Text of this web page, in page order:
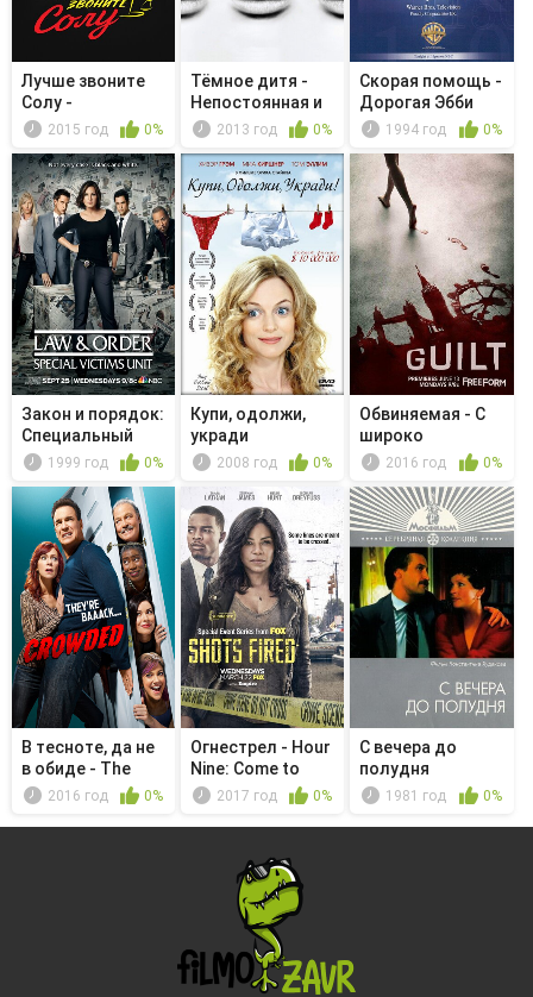
Лучше звоните
Солу -
Гидротехнические...
2015 год 0%
Тёмное дитя -
Непостоянная и
полная в...
2013 год 0%
Скорая помощь -
Дорогая Эбби
1994 год 0%
Закон и порядок:
Специальный
корпус -...
1999 год 0%
Купи, одолжи,
укради
2008 год 0%
Обвиняемая - С
широко
раскрытыми
2016 год 0%
В тесноте, да не
в обиде - The
Fixer2016 год 0%
Огнестрел - Hour
Nine: Come to
Jesus2017 год 0%
С вечера до
полудня
1981 год 0%